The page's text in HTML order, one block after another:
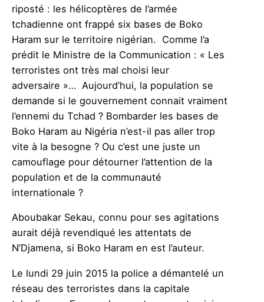
riposté : les hélicoptères de l’armée
tchadienne ont frappé six bases de Boko
Haram sur le territoire nigérian. Comme l’a
prédit le Ministre de la Communication : « Les
terroristes ont très mal choisi leur
adversaire »… Aujourd’hui, la population se
demande si le gouvernement connait vraiment
l’ennemi du Tchad ? Bombarder les bases de
Boko Haram au Nigéria n’est-il pas aller trop
vite à la besogne ? Ou c’est une juste un
camouflage pour détourner l’attention de la
population et de la communauté
internationale ?
Aboubakar Sekau, connu pour ses agitations
aurait déjà revendiqué les attentats de
N’Djamena, si Boko Haram en est l’auteur.
Le lundi 29 juin 2015 la police a démantelé un
réseau des terroristes dans la capitale